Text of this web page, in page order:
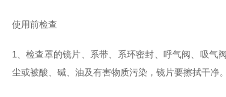
使用前检查
1、检查罩的镜片、系带、系环密封、呼气阀、吸气
尘或被酸、碱、油及有害物质污染，镜片要擦拭干净。